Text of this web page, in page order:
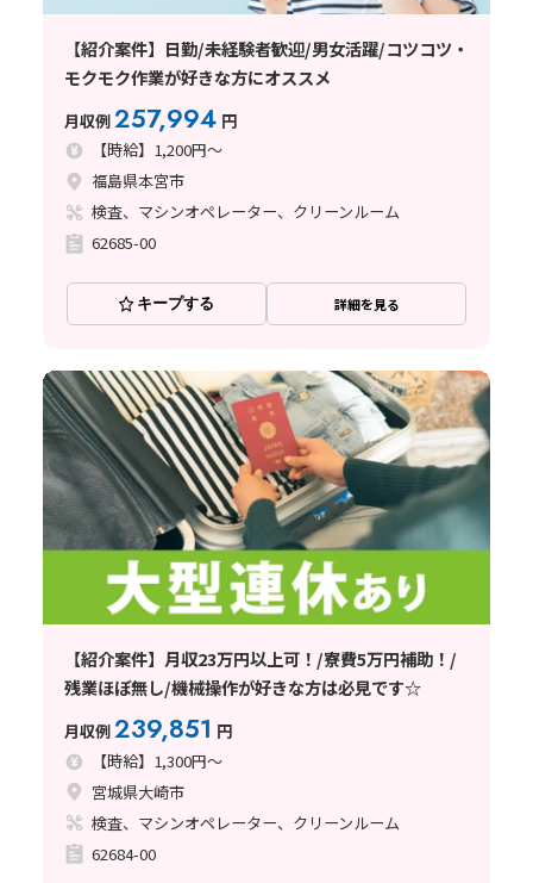
【紹介案件】日勤/未経験者歓迎/男女活躍/コツコツ・
モクモク作業が好きな方にオススメ
月収例257,994 円
【時給】1,200円～
福島県本宮市
検査、マシンオペレーター、クリーンルーム
62685-00
キープする 詳細を見る
【紹介案件】月収23万円以上可！/寮費5万円補助！/
残業ほぼ無し/機械操作が好きな方は必見です☆
月収例239,851 円
【時給】1,300円～
宮城県大崎市
検査、マシンオペレーター、クリーンルーム
62684-00